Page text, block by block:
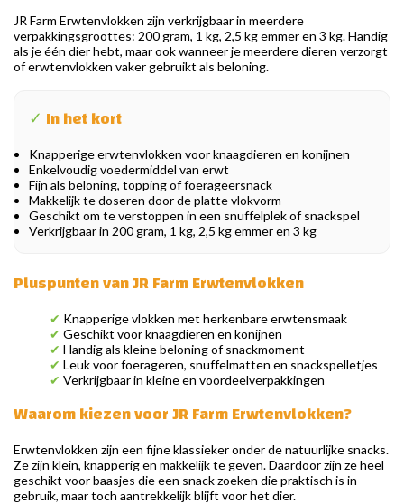
JR Farm Erwtenvlokken zijn verkrijgbaar in meerdere
verpakkingsgroottes: 200 gram, 1 kg, 2,5 kg emmer en 3 kg. Handig
als je één dier hebt, maar ook wanneer je meerdere dieren verzorgt
of erwtenvlokken vaker gebruikt als beloning.
✓ In het kort
Knapperige erwtenvlokken voor knaagdieren en konijnen
Enkelvoudig voedermiddel van erwt
Fijn als beloning, topping of foerageersnack
Makkelijk te doseren door de platte vlokvorm
Geschikt om te verstoppen in een snuffelplek of snackspel
Verkrijgbaar in 200 gram, 1 kg, 2,5 kg emmer en 3 kg
Pluspunten van JR Farm Erwtenvlokken
✔ Knapperige vlokken met herkenbare erwtensmaak
✔ Geschikt voor knaagdieren en konijnen
✔ Handig als kleine beloning of snackmoment
✔ Leuk voor foerageren, snuffelmatten en snackspelletjes
✔ Verkrijgbaar in kleine en voordeelverpakkingen
Waarom kiezen voor JR Farm Erwtenvlokken?
Erwtenvlokken zijn een fijne klassieker onder de natuurlijke snacks.
Ze zijn klein, knapperig en makkelijk te geven. Daardoor zijn ze heel
geschikt voor baasjes die een snack zoeken die praktisch is in
gebruik, maar toch aantrekkelijk blijft voor het dier.